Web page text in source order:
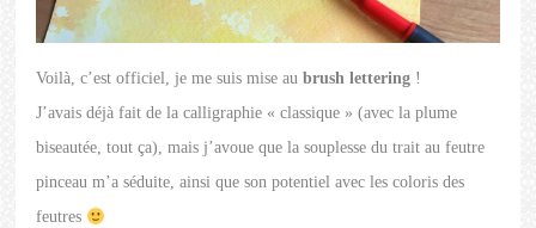
Voilà, c’est officiel, je me suis mise aubrush lettering !
J’avais déjà fait de la calligraphie « classique » (avec la plume
biseautée, tout ça), mais j’avoue que la souplesse du trait au feutre
pinceau m’a séduite, ainsi que son potentiel avec les coloris des
feutres